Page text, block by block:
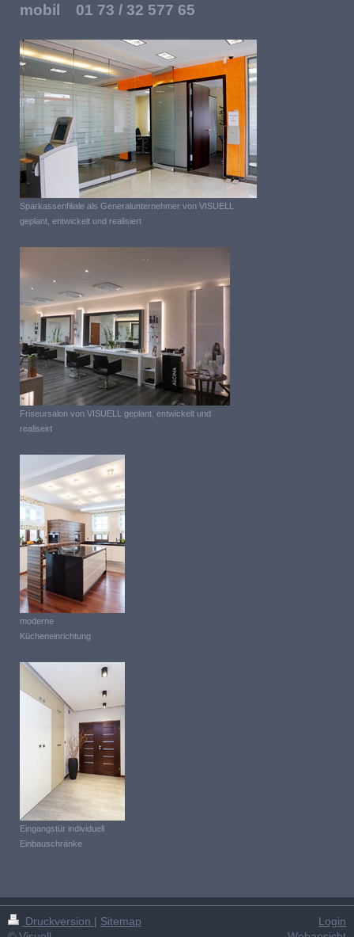
mobil 01 73 / 32 577 65
Sparkassenfiliale als Generalunternehmer von VISUELL
geplant, entwickelt und realisiert
Friseursalon von VISUELL geplant, entwickelt und
realiseirt
moderne
Kücheneinrichtung
Eingangstür individuell
Einbauschränke
Druckversion | Sitemap
Login